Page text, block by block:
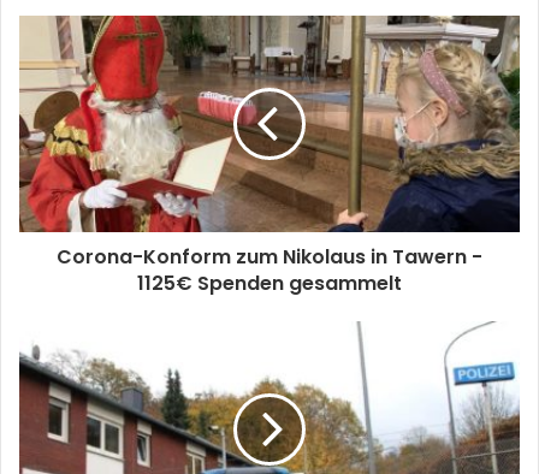
Corona-Konform zum Nikolaus in Tawern -
1125€ Spenden gesammelt